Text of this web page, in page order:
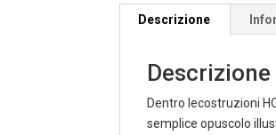
Descrizione
Descrizione
Dentro lecostruzioni
semplice opuscolo